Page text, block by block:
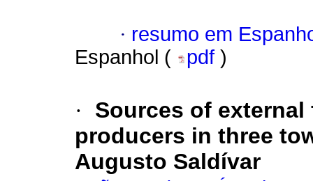
· resumo em
Espanhol (
pdf )
·
Sources of
producers in three
Augusto Saldívar